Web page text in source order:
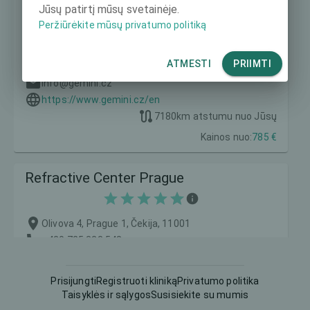
Gemini EYE CLINIC
Dr. M. Horákové 49/137, Rochlice 1, Čekija, 460 06
info@gemini.cz
https://www.gemini.cz/en
7180km atstumu nuo Jūsų
Kainos nuo:785 €
Refractive Center Prague
Olivova 4, Prague 1, Čekija, 11001
+420 725 323 548
7183km atstumu nuo Jūsų
PrisijungtiRegistruoti klinikąPrivatumo politika
Taisyklės ir sąlygosSusisiekite su mumis
Jūsų patirtį mūsų svetainėje.
Peržiūrėkite mūsų privatumo politiką
ATMESTI PRIIMTI